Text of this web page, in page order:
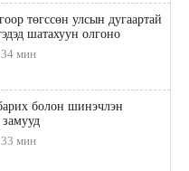
төгссөн улсын дугаартай
шатахуун олгоно
мин
болон шинэчлэн
мин